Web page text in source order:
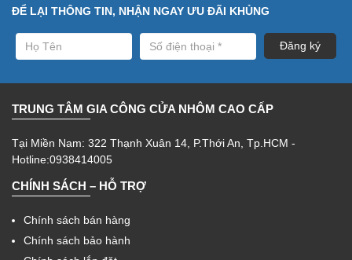
ĐỂ LẠI THÔNG TIN, NHẬN NGAY ƯU ĐÃI KHỦNG
TRUNG TÂM GIA CÔNG CỬA NHÔM CAO CẤP
Tại Miền Nam: 322 Thạnh Xuân 14, P.Thới An, Tp.HCM -
Hotline:0938414005
CHÍNH SÁCH – HỖ TRỢ
Chính sách bán hàng
Chính sách bảo hành